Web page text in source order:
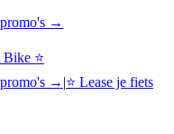
→
⭐
→ |⭐ Lease je fiets